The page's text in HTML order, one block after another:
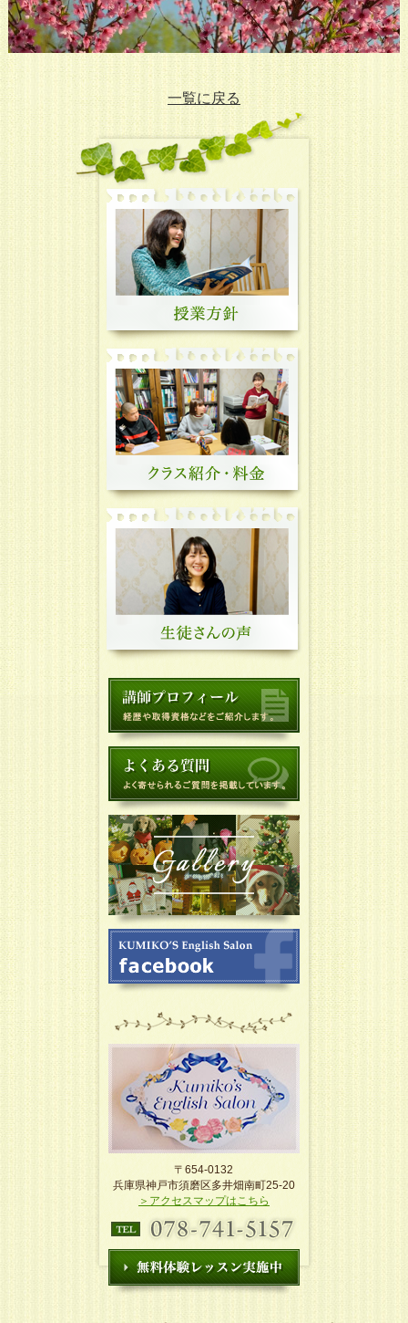
一覧に戻る
〒654-0132
兵庫県神戸市須磨区多井畑南町25-20
＞アクセスマップはこちら